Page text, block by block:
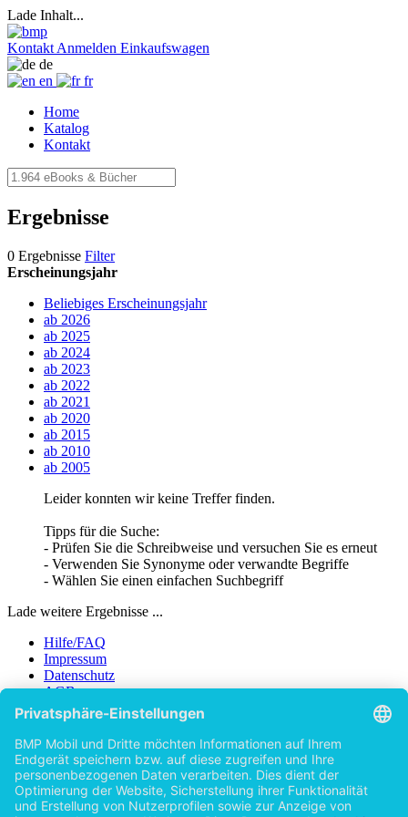
Lade Inhalt...
Kontakt Anmelden Einkaufswagen
de
en
fr
Home
Katalog
Kontakt
Ergebnisse
0 Ergebnisse Filter
Erscheinungsjahr
Beliebiges Erscheinungsjahr
ab 2026
ab 2025
ab 2024
ab 2023
ab 2022
ab 2021
ab 2020
ab 2015
ab 2010
ab 2005
Leider konnten wir keine Treffer finden.
Tipps für die Suche:
- Prüfen Sie die Schreibweise und versuchen Sie es erneut
- Verwenden Sie Synonyme oder verwandte Begriffe
- Wählen Sie einen einfachen Suchbegriff
Lade weitere Ergebnisse ...
Hilfe/FAQ
Impressum
Datenschutz
AGB
Vertrag widerrufen
Zur Desktop-Version
Copyright ©Imprint in der Bedey & Thoms Media GmbH
byOpen Publishing
Zurück
Erscheinungsjahr